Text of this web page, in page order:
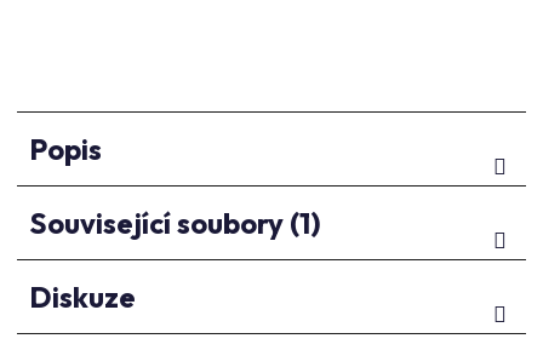
Popis
Související soubory (1)
Diskuze